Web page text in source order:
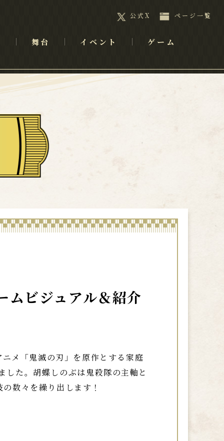
舞台 イベント ゲーム
公式X ページ一覧
ムビジュアル＆紹介
メ「鬼滅の刃」を原作とする家庭
た。胡蝶しのぶは鬼殺隊の主軸と
数々を繰り出します！